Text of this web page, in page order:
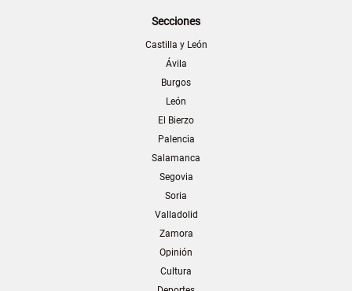
Secciones
Castilla y León
Ávila
Burgos
León
El Bierzo
Palencia
Salamanca
Segovia
Soria
Valladolid
Zamora
Opinión
Cultura